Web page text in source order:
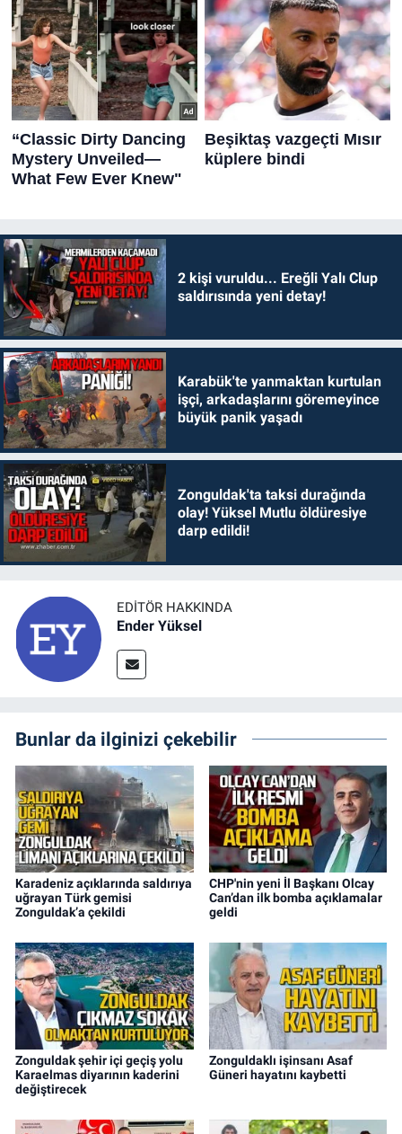
2 kişi vuruldu... Ereğli Yalı Clup
saldırısında yeni detay!
Karabük'te yanmaktan kurtulan
işçi, arkadaşlarını göremeyince
büyük panik yaşadı
Zonguldak'ta taksi durağında
olay! Yüksel Mutlu öldüresiye
darp edildi!
EDITÖR HAKKINDA
Ender Yüksel
Bunlar da ilginizi çekebilir
Karadeniz açıklarında saldırıya
uğrayan Türk gemisi
Zonguldak’a çekildi
CHP'nin yeni İl Başkanı Olcay
Can’dan ilk bomba açıklamalar
geldi
Zonguldak şehir içi geçiş yolu
Karaelmas diyarının kaderini
değiştirecek
Zonguldaklı işinsanı Asaf
Güneri hayatını kaybetti